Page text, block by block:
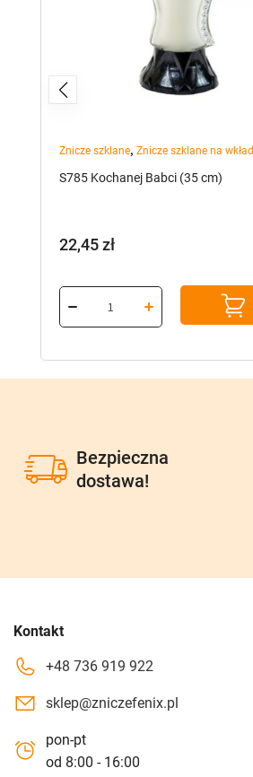
Znicze szklane, Znicze szklane na wkład
S785 Kochanej Babci (35 cm)
22,45zł
Bezpieczna
dostawa!
Kontakt
+48 736 919 922
sklep@zniczefenix.pl
pon-pt
od 8:00 - 16:00